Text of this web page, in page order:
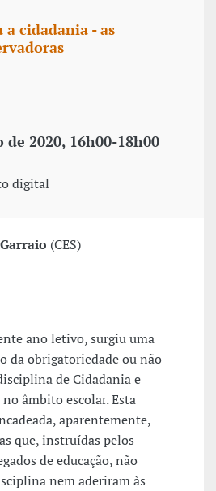
a cidadania - as
2020, 16h00-18h00
digital
(CES)
ano letivo, surgiu uma
da obrigatoriedade ou não
de Cidadania e
âmbito escolar. Esta
aparentemente,
que, instruídas pelos
de educação, não
nem aderiram às